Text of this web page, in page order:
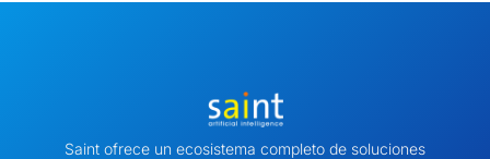
Saint ofrece un ecosistema completo de soluciones